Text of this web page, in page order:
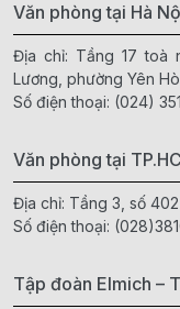
Văn phòng tại Hà
Địa chỉ: Tầng 17 toà
Lương, phường Yên
Số điện thoại: (024)
Văn phòng tại
Địa chỉ: Tầng 3, số 402
Số điện thoại:
Tập đoàn Elmich –